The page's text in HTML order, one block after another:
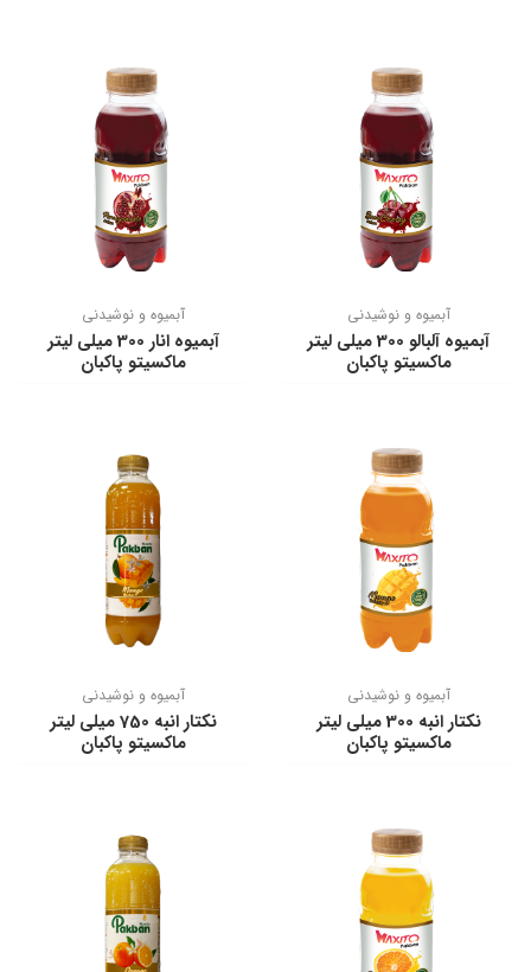
آبمیوه و نوشیدنی
آبمیوه آلبالو 300 ميلي ليتر
ماكسيتو پاكبان
آبمیوه و نوشیدنی
آبمیوه انار 300 ميلي ليتر
ماكسيتو پاكبان
آبمیوه و نوشیدنی
نكتار انبه 300 ميلی ليتر
ماكسيتو پاكبان
آبمیوه و نوشیدنی
نكتار انبه 750 ميلی ليتر
ماكسيتو پاكبان